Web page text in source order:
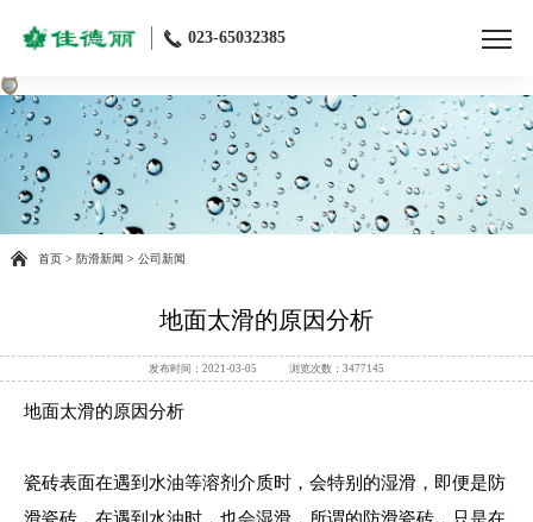
023-65032385
首页 > 防滑新闻 > 公司新闻
地面太滑的原因分析
发布时间：2021-03-05 浏览次数：3477145
地面太滑的原因分析
瓷砖表面在遇到水油等溶剂介质时，会特别的湿滑，即便是防